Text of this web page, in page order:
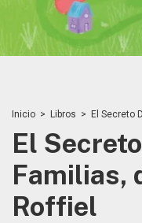
Inicio > Libros > El Secreto
El
Familias,
Roffiel